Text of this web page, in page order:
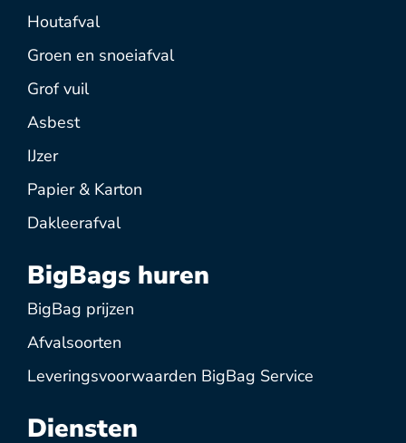
Houtafval
Groen en snoeiafval
Grof vuil
Asbest
IJzer
Papier & Karton
Dakleerafval
BigBags huren
BigBag prijzen
Afvalsoorten
Leveringsvoorwaarden BigBag Service
Diensten